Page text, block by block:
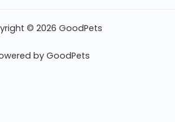
© 2026 GoodPets
by GoodPets